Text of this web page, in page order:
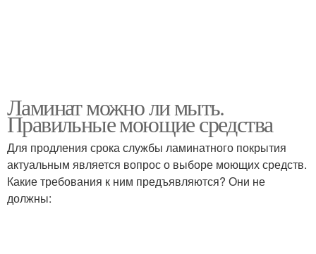
Ламинат можно ли мыть.
Правильные моющие средства
Для продления срока службы ламинатного покрытия
актуальным является вопрос о выборе моющих средств.
Какие требования к ним предъявляются? Они не
должны: